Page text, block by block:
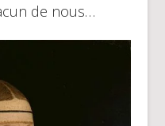
de nous…